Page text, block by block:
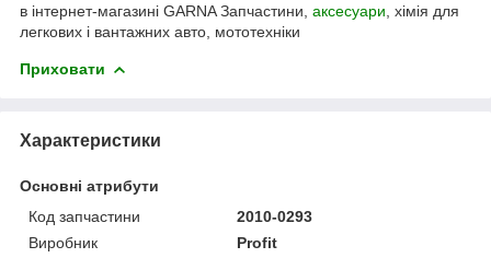
в інтернет-магазині GARNA Запчастини, аксесуари , хімія для
легкових і вантажних авто, мототехніки
Приховати
Характеристики
Основні атрибути
Код запчастини
2010-0293
Виробник
Profit